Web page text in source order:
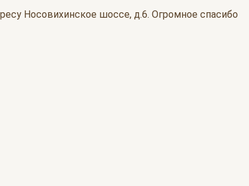
Носовихинское шоссе, д.6. Огромное спасибо